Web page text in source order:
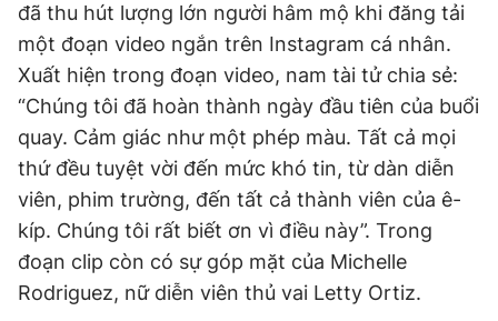
Theo dõi báo trên
Hotline
0906 645 777
Liên hệ quảng cáo
0908 780 404
Đặt báo Quảng cáo RSS Tòa soạn Chính sách bảo
Tổng biên tập: Nguyễn Ngọc Toàn
Phó tổng biên tập thường trực: Hải Thành
đã thu hút lượng lớn người hâm mộ khi đăng tải
một đoạn video ngắn trên Instagram cá nhân.
Xuất hiện trong đoạn video, nam tài tử chia sẻ:
“Chúng tôi đã hoàn thành ngày đầu tiên của buổi
quay. Cảm giác như một phép màu. Tất cả mọi
thứ đều tuyệt vời đến mức khó tin, từ dàn diễn
viên, phim trường, đến tất cả thành viên của ê-
kíp. Chúng tôi rất biết ơn vì điều này”. Trong
đoạn clip còn có sự góp mặt của Michelle
Rodriguez, nữ diễn viên thủ vai Letty Ortiz.